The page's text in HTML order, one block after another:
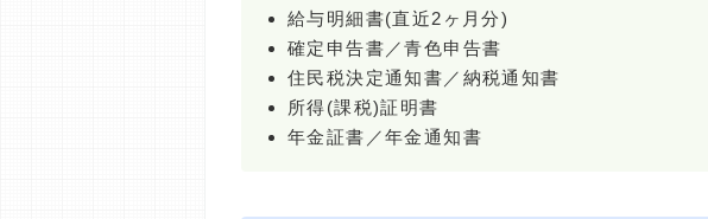
給与明細書(直近2ヶ月分)
確定申告書／青色申告書
住民税決定通知書／納税通知書
所得(課税)証明書
年金証書／年金通知書